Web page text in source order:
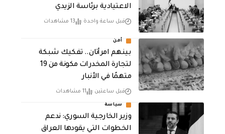
الاعتيادية برئاسة الزيدي
قبل ساعة واحدة 13 مشاهدات
أمن
بينهم امرأتان.. تفكيك شبكة
لتجارة المخدرات مكونة من 19
متهمًا في الأنبار
قبل ساعتين 11 مشاهدات
سياسة
وزير الخارجية السوري: ندعم
الخطوات التي يقودها العراق